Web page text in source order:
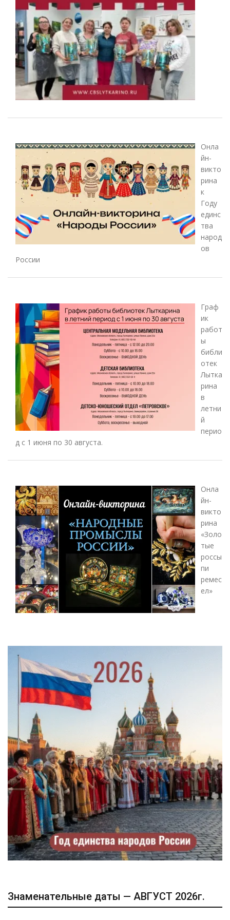
Онла
йн-
викто
рина
к
Году
единс
тва
народ
ов
России
Граф
ик
работ
ы
библи
отек
Лытка
рина
в
летни
й
перио
д с 1 июня по 30 августа.
Онла
йн-
викто
рина
«Золо
тые
россы
пи
ремес
ел»
Знаменательные даты — АВГУСТ 2026г.